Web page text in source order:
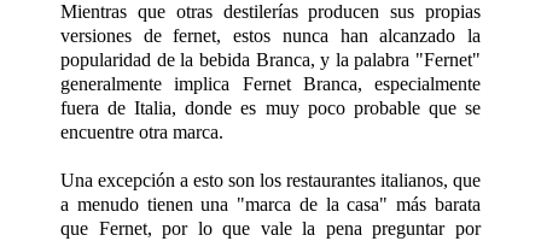
Mientras que otras destilerías producen sus propias
versiones de fernet, estos nunca han alcanzado la
popularidad de la bebida Branca, y la palabra "Fernet"
generalmente implica Fernet Branca, especialmente
fuera de Italia, donde es muy poco probable que se
encuentre otra marca.
Una excepción a esto son los restaurantes italianos, que
a menudo tienen una "marca de la casa" más barata
que Fernet, por lo que vale la pena preguntar por